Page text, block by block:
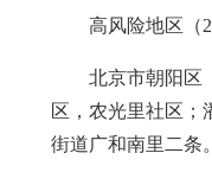
高风险地区（
北京市朝阳区
区，农光里社区；
街道广和南里二条。